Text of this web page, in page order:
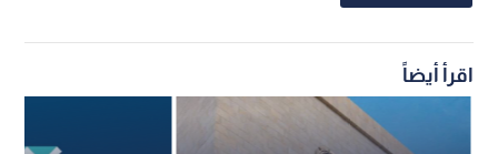
اقرأ أيضاً